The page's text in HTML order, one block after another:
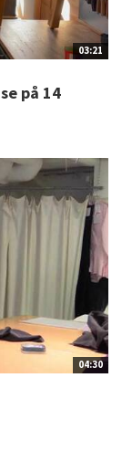
03:21
på 14
04:30